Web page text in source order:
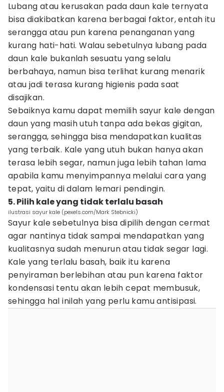
Lubang atau kerusakan pada daun kale ternyata
bisa diakibatkan karena berbagai faktor, entah itu
serangga atau pun karena penanganan yang
kurang hati-hati. Walau sebetulnya lubang pada
daun kale bukanlah sesuatu yang selalu
berbahaya, namun bisa terlihat kurang menarik
atau jadi terasa kurang higienis pada saat
disajikan.
Sebaiknya kamu dapat memilih sayur kale dengan
daun yang masih utuh tanpa ada bekas gigitan,
serangga, sehingga bisa mendapatkan kualitas
yang terbaik. Kale yang utuh bukan hanya akan
terasa lebih segar, namun juga lebih tahan lama
apabila kamu menyimpannya melalui cara yang
tepat, yaitu di dalam lemari pendingin.
5. Pilih kale yang tidak terlalu basah
ilustrasi sayur kale (pexels.com/Mark Stebnicki)
Sayur kale sebetulnya bisa dipilih dengan cermat
agar nantinya tidak sampai mendapatkan yang
kualitasnya sudah menurun atau tidak segar lagi.
Kale yang terlalu basah, baik itu karena
penyiraman berlebihan atau pun karena faktor
kondensasi tentu akan lebih cepat membusuk,
sehingga hal inilah yang perlu kamu antisipasi.